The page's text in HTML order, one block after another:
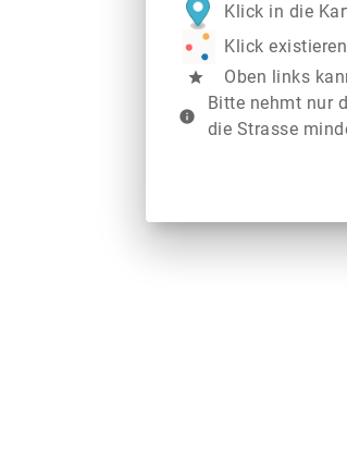
Klick in die
Klick
star Oben links
info
Bitte nehmt nur
die Strasse